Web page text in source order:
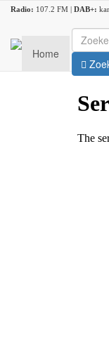
Radio: 107.2 FM | DAB+:
Home